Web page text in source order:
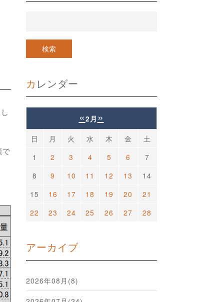
で
カレンダー
«2月 »
日 月 火 水 木 金
土
1
2 3 4 5 6
7
8
9 10 11 12 13
14
15
16 17 18 19 20
21
22
23 24 25 26 27 28
アーカイブ
2026年08月(8)